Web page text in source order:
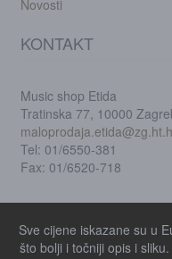
Novosti
KONTAKT
Music shop Etida
Tratinska 77, 10000
Tel: 01/6550-381
Fax: 01/6520-718
Sve cijene iskazane su u
što bolji i točniji opis i